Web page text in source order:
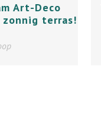
Art-Deco
terras!